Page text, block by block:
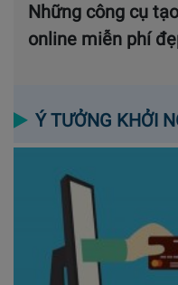
Những công cụ
online miễn phí
Ý TƯỞNG KHỞI